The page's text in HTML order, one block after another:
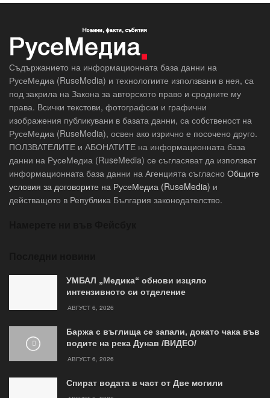
Съдържанието на информационната база данни на
РусеМедиа (RuseMedia) и технологиите използвани в нея, са
под закрила на Закона за авторското право и сродните му
права. Всички текстови, фотографски и графични
изображения публикувани в базата данни, са собственост на
РусеМедиа (RuseMedia), освен ако изрично е посочено друго.
ПОЛЗВАТЕЛИТЕ и АБОНАТИТЕ на информационната база
данни на РусеМедиа (RuseMedia) се съгласяват да използват
информационната база данни на Агенцията съгласно Общите
условия за договорите на РусеМедиа (RuseMedia) и
действащото в Република България законодателство.
УМБАЛ „Медика“ обнови изцяло
интензивното си отделение
АВГУСТ 6, 2026
Баржа с въглища се запали, докато чака във
водите на река Дунав /ВИДЕО/
АВГУСТ 6, 2026
Спират водата в част от Две могили